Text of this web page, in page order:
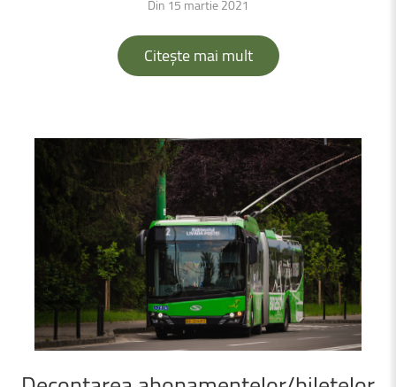
Din 15 martie 2021
Citește mai mult